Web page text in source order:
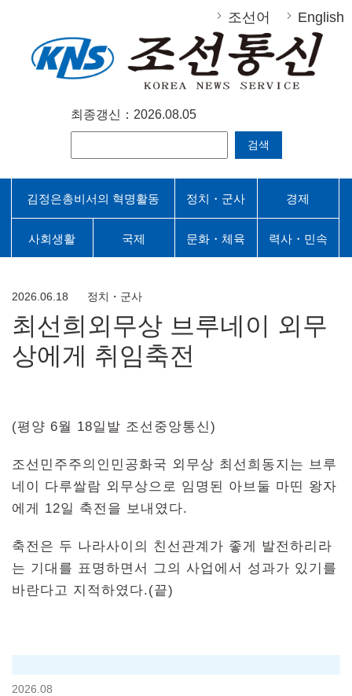
조선어 English
최종갱신：2026.08.05
검색
김정은총비서의 혁명활동 정치・군사 경제
사회생활 국제 문화・체육 력사・민속
2026.06.18 정치・군사
최선희외무상 브루네이 외무
상에게 취임축전
(평양 6월 18일발 조선중앙통신)
조선민주주의인민공화국 외무상 최선희동지는 브루
네이 다루쌀람 외무상으로 임명된 아브둘 마띤 왕자
에게 12일 축전을 보내였다.
축전은 두 나라사이의 친선관계가 좋게 발전하리라
는 기대를 표명하면서 그의 사업에서 성과가 있기를
바란다고 지적하였다.(끝)
2026.08